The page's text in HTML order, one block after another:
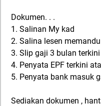
Dokumen. . .
1. Salinan My kad
2. Salina lesen memandu
3. Slip gaji 3 bulan terkini
4. Penyata EPF terkini
5. Penyata bank masuk
Sediakan dokumen ,